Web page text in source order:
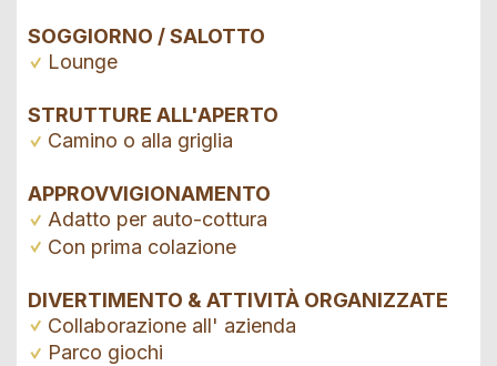
SOGGIORNO / SALOTTO
Lounge
STRUTTURE ALL'APERTO
Camino o alla griglia
APPROVVIGIONAMENTO
Adatto per auto-cottura
Con prima colazione
DIVERTIMENTO & ATTIVITÀ ORGANIZZATE
Collaborazione all' azienda
Parco giochi